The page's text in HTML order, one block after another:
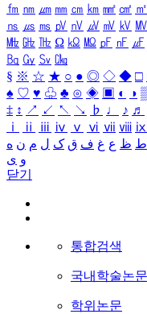
㎙ ㎚ ㎛ ㎜ ㎝ ㎞ ㎟ ㎠ ㎡
㎱ ㎲ ㎳ ㎴ ㎵ ㎶ ㎷ ㎸ ㎹
㎒ ㎓ ㎔ Ω ㏀ ㏁ ㎊ ㎋ ㎌
㏃ ㏉ ㏜ ㏆
§ ※ ☆ ★ ○ ● ◎ ◇ ◆ □
♠ ♡ ♥ ♧ ♣ ⊙ ◈ ▣ ◐ ◑
‡ ↕ ↗ ↙ ↖ ↘ ♭ ♩ ♪ ♬
ⅰ
ⅱ ⅲ ⅳ ⅴ ⅵ ⅶ ⅷ ⅸ
ط ظ ع غ ف ق ک ل م ن ه
و ی
닫기
통합검색
국내학술논문
학위논문